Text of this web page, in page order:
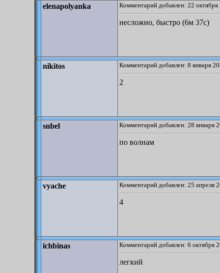
elenapolyanka Комментарий добавлен: 22
несложно, быстро (6м 37с)
nikitos Комментарий добавлен: 8 января
2
snbel Комментарий добавлен: 28 января
по волнам
vyache Комментарий добавлен: 25 апреля
4
ichbinas Комментарий добавлен: 6 октября
легкий